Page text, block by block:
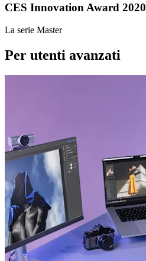
CES Innovation Award 2020
La serie Master
Per utenti avanzati